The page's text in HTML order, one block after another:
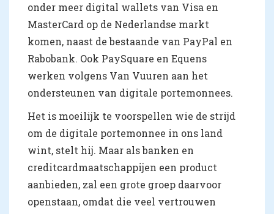
onder meer digital wallets van Visa en
MasterCard op de Nederlandse markt
komen, naast de bestaande van PayPal en
Rabobank. Ook PaySquare en Equens
werken volgens Van Vuuren aan het
ondersteunen van digitale portemonnees.
Het is moeilijk te voorspellen wie de strijd
om de digitale portemonnee in ons land
wint, stelt hij. Maar als banken en
creditcardmaatschappijen een product
aanbieden, zal een grote groep daarvoor
openstaan, omdat die veel vertrouwen